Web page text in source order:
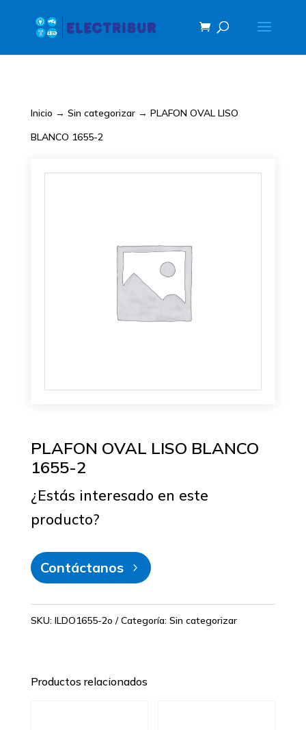
Inicio → Sin categorizar→ PLAFON OVAL LISO
BLANCO 1655-2
PLAFON OVAL LISO BLANCO
1655-2
¿Estás interesado en este
producto?
Contáctanos
SKU: ILDO1655-2o Categoría: Sin categorizar
Productos relacionados